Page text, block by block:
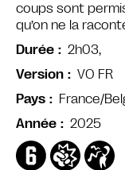
coups sont
qu’on ne la
Durée
2h03,
Version
VO FR
Pays
France/
Année
2025